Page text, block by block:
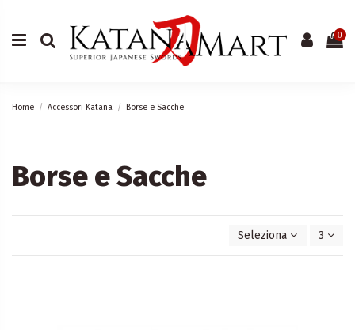
0
Home Accessori Katana Borse e Sacche
Borse e Sacche
Seleziona 3